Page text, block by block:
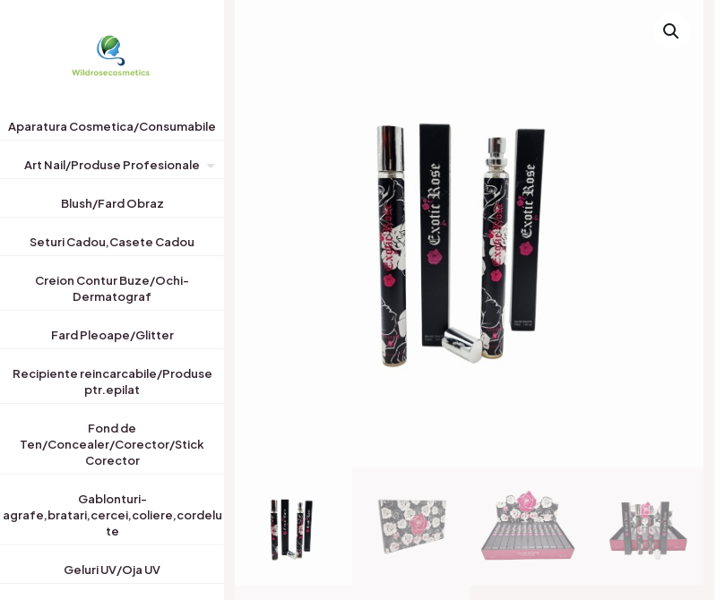
Aparatura Cosmetica/Consumabile
Art Nail/Produse Profesionale
Blush/Fard Obraz
Seturi Cadou,Casete Cadou
Creion Contur Buze/Ochi-
Dermatograf
Fard Pleoape/Glitter
Recipiente reincarcabile/Produse
ptr.epilat
Fond de
Ten/Concealer/Corector/Stick
Corector
Gablonturi-
agrafe,bratari,cercei,coliere,cordelu
te
Geluri UV/Oja UV